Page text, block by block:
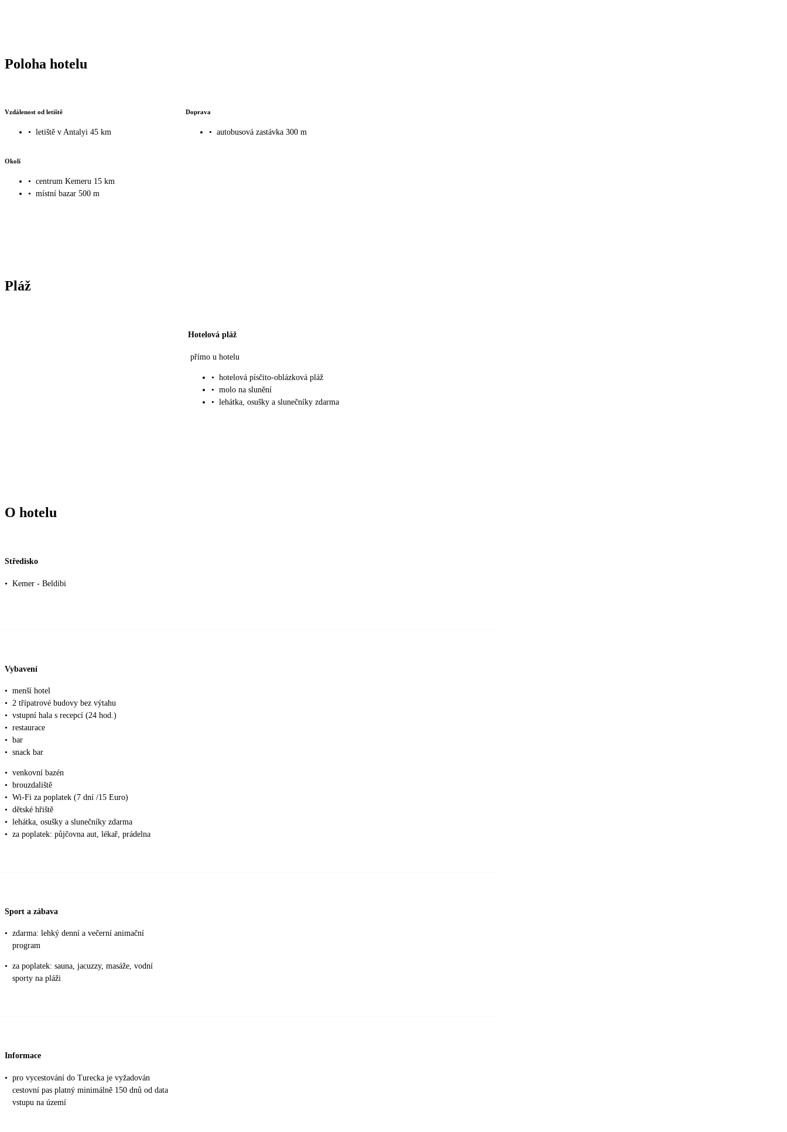
Poloha hotelu
Vzdálenost od letiště
• letiště v Antalyi 45 km
Doprava
• autobusová zastávka 300 m
Okolí
• centrum Kemeru 15 km
• místní bazar 500 m
Pláž
Hotelová pláž
přímo u hotelu
• hotelová písčito-oblázková pláž
• molo na slunění
• lehátka, osušky a slunečníky zdarma
O hotelu
Středisko
• Kemer - Beldibi
Vybavení
• menší hotel
• 2 třípatrové budovy bez výtahu
• vstupní hala s recepcí (24 hod.)
• restaurace
• bar
• snack bar
• venkovní bazén
• brouzdaliště
• Wi-Fi za poplatek (7 dní /15 Euro)
• dětské hřiště
• lehátka, osušky a slunečníky zdarma
• za poplatek: půjčovna aut, lékař, prádelna
Sport a zábava
• zdarma: lehký denní a večerní animační
program
• za poplatek: sauna, jacuzzy, masáže, vodní
sporty na pláži
Informace
• pro vycestování do Turecka je vyžadován
cestovní pas platný minimálně 150 dnů od data
vstupu na území